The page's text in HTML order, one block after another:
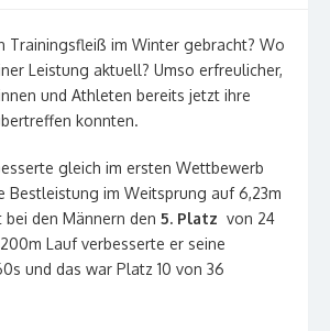
Trainingsfleiß im Winter gebracht? Wo
Leistung aktuell? Umso erfreulicher,
und Athleten bereits jetzt ihre
konnten.
gleich im ersten Wettbewerb
Bestleistung im Weitsprung auf 6,23m
den Männern den 5. Platz von 24
Lauf verbesserte er seine
und das war Platz 10 von 36